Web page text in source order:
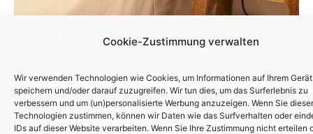
Cookie-Zustimmung verwalten
Wir verwenden Technologien wie Cookies, um Informationen auf Ihrem
speichern und/oder darauf zuzugreifen. Wir tun dies, um das Surferlebnis zu
verbessern und um (un)personalisierte Werbung anzuzeigen. Wenn Sie
Technologien zustimmen, können wir Daten wie das Surfverhalten oder
IDs auf dieser Website verarbeiten. Wenn Sie Ihre Zustimmung nicht erteilen
High-Speed-Internet und ergonomische
Arbeitsplätze.